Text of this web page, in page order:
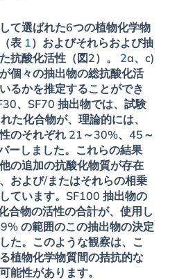
て選ばれた6つの植物化学物
表 1）およびそれらおよび抽
抗酸化活性（図2）。 2a、c)
個々の抽出物の総抗酸化活
るかを推定することができ
、SF70 抽出物では、試験
た化合物が、理論的には、
のそれぞれ 21～30%、45～
ーしました。これらの結果
の追加の抗酸化物質が存在
および/またはそれらの相乗
ています。SF100 抽出物の
合物の活性の合計が、使用し
の範囲のこの抽出物の決定
た。このような観察は、こ
植物化学物質間の拮抗的な
能性があります。